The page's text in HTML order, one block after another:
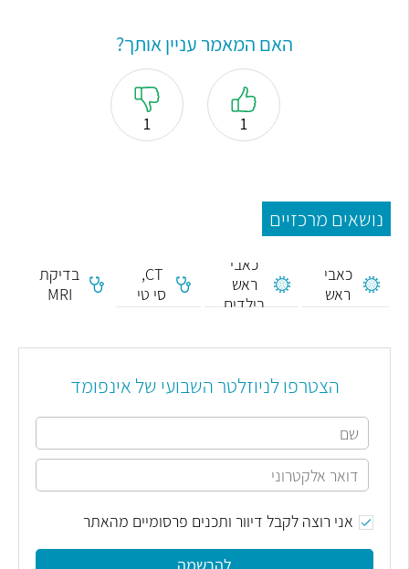
האם המאמר עניין אותך?
1
1
נושאים מרכזיים
כאבי
ראש
כאבי
ראש
בילדים
CT,
סי טי
בדיקת
MRI
הצטרפו לניוזלטר השבועי של אינפומד
אני רוצה לקבל דיוור ותכנים פרסומיים מהאתר